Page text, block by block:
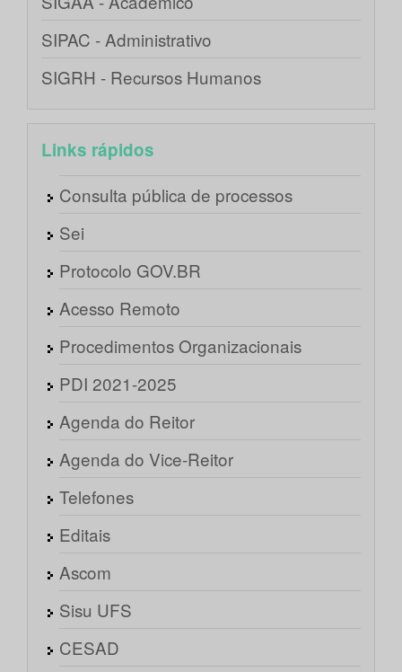
SIPAC - Administrativo
SIGRH - Recursos Humanos
Links rápidos
Consulta pública de processos
Sei
Protocolo GOV.BR
Acesso Remoto
Procedimentos Organizacionais
PDI 2021-2025
Agenda do Reitor
Agenda do Vice-Reitor
Telefones
Editais
Ascom
Sisu UFS
CESAD